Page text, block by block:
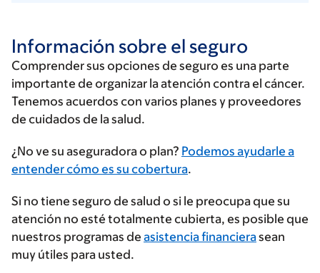
Información sobre el seguro
Comprender sus opciones de seguro es una parte
importante de organizar la atención contra el cáncer.
Tenemos acuerdos con varios planes y proveedores
de cuidados de la salud.
Ingrese
su
de
seguros
¿No ve su aseguradora o plan? Podemos ayudarle a
entender cómo es su cobertura.
Si no tiene seguro de salud o si le preocupa que su
atención no esté totalmente cubierta, es posible que
nuestros programas de asistencia financierasean
muy útiles para usted.